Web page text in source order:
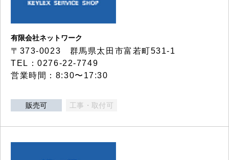
有限会社ネットワーク
〒373-0023 群馬県太田市富若町531-1
TEL：0276-22-7749
営業時間：8:30〜17:30
販売可 工事・取付可